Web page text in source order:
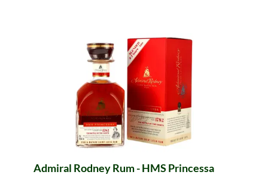
Admiral Rodney Rum - HMS Princessa